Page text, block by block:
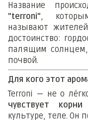
Название
"terroni",
называют
достоинство:
палящим
почвой.
Для кого этот
Terroni — не о
чувствует корни
культуре, теле. Он